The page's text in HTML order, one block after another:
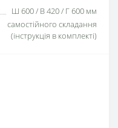
Ш 600 / В 420 / Г 600 мм
самостійного складання
(інструкція в комплекті)